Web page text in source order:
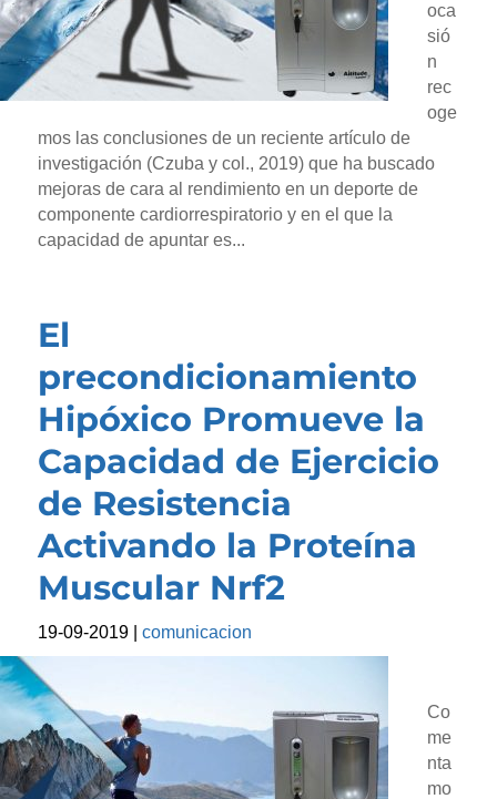
oca
sió
n
rec
oge
mos las conclusiones de un reciente artículo de
investigación (Czuba y col., 2019) que ha buscado
mejoras de cara al rendimiento en un deporte de
componente cardiorrespiratorio y en el que la
capacidad de apuntar es...
El
precondicionamiento
Hipóxico Promueve la
Capacidad de Ejercicio
de Resistencia
Activando la Proteína
Muscular Nrf2
19-09-2019 |comunicacion
Co
me
nta
mo